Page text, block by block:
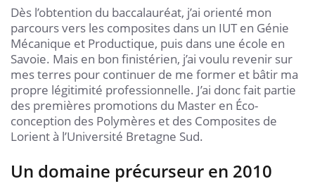
Dès l’obtention du baccalauréat, j’ai orienté mon
parcours vers les composites dans un IUT en Génie
Mécanique et Productique, puis dans une école en
Savoie. Mais en bon finistérien, j’ai voulu revenir sur
mes terres pour continuer de me former et bâtir ma
propre légitimité professionnelle. J’ai donc fait partie
des premières promotions du Master en Éco-
conception des Polymères et des Composites de
Lorient à l’Université Bretagne Sud.
Un domaine précurseur en 2010